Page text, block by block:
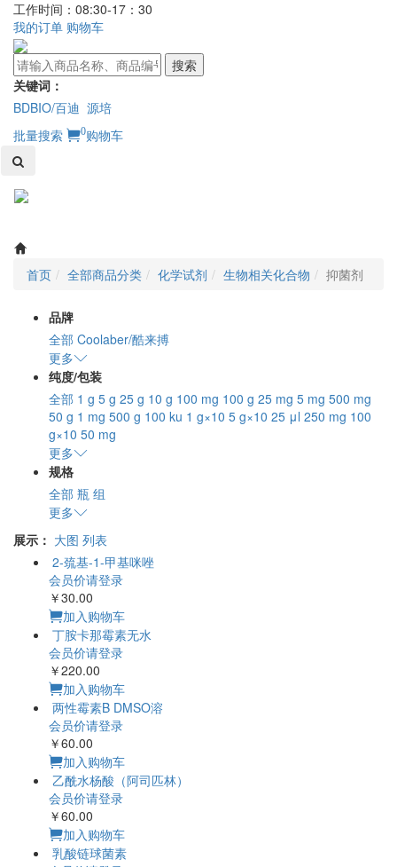
工作时间：08:30-17：30
我的订单 购物车
搜索
关键词：
BDBIO/百迪 源培
批量搜索
0购物车
首页 全部商品分类 化学试剂 生物相关化合物 抑菌剂
品牌
全部 Coolaber/酷来搏
更多
纯度/包装
全部 1 g 5 g 25 g 10 g 100 mg 100 g 25 mg 5 mg 500 mg
50 g 1 mg 500 g 100 ku 1 g×10 5 g×10 25 μl 250 mg 100
g×10 50 mg
更多
规格
全部 瓶 组
更多
展示： 大图 列表
会员价请登录
￥30.00
加入购物车
会员价请登录
￥220.00
加入购物车
会员价请登录
￥60.00
加入购物车
会员价请登录
￥60.00
加入购物车